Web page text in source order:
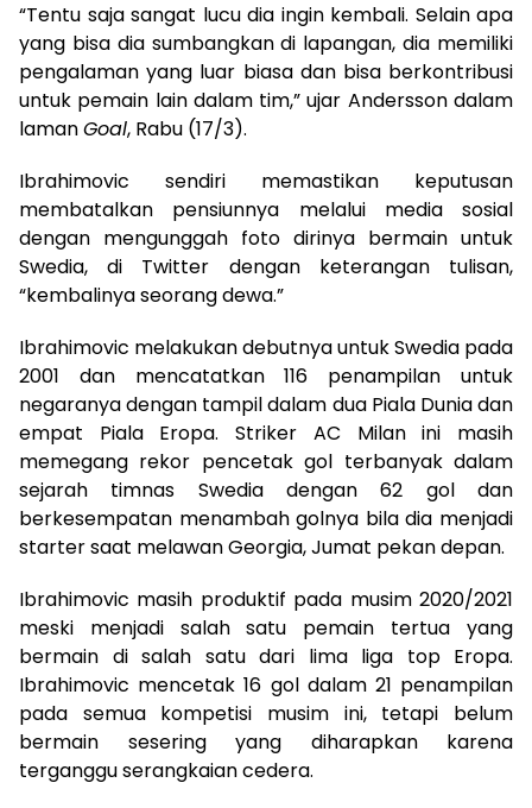
“Tentu saja sangat lucu dia ingin kembali. Selain apa
yang bisa dia sumbangkan di lapangan, dia memiliki
pengalaman yang luar biasa dan bisa berkontribusi
untuk pemain lain dalam tim,” ujar Andersson dalam
lamanGoal, Rabu (17/3).
Ibrahimovic sendiri memastikan keputusan
membatalkan pensiunnya melalui media sosial
dengan mengunggah foto dirinya bermain untuk
Swedia, di Twitter dengan keterangan tulisan,
“kembalinya seorang dewa.”
Ibrahimovic melakukan debutnya untuk Swedia pada
2001 dan mencatatkan 116 penampilan untuk
negaranya dengan tampil dalam dua Piala Dunia dan
empat Piala Eropa. Striker AC Milan ini masih
memegang rekor pencetak gol terbanyak dalam
sejarah timnas Swedia dengan 62 gol dan
berkesempatan menambah golnya bila dia menjadi
starter saat melawan Georgia, Jumat pekan depan.
Ibrahimovic masih produktif pada musim 2020/2021
meski menjadi salah satu pemain tertua yang
bermain di salah satu dari lima liga top Eropa.
Ibrahimovic mencetak 16 gol dalam 21 penampilan
pada semua kompetisi musim ini, tetapi belum
bermain sesering yang diharapkan karena
terganggu serangkaian cedera.